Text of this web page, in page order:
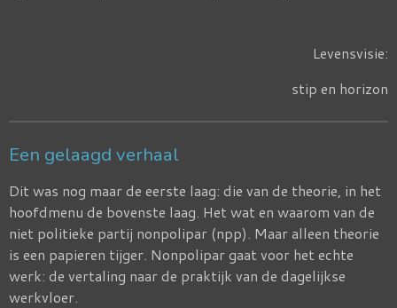
Levensvisie:
stip en horizon
Een gelaagd verhaal
Dit was nog maar de eerste laag: die van de theorie, in het
hoofdmenu de bovenste laag. Het wat en waarom van de
niet politieke partij nonpolipar (npp). Maar alleen theorie
is een papieren tijger. Nonpolipar gaat voor het echte
werk: de vertaling naar de praktijk van de dagelijkse
werkvloer.